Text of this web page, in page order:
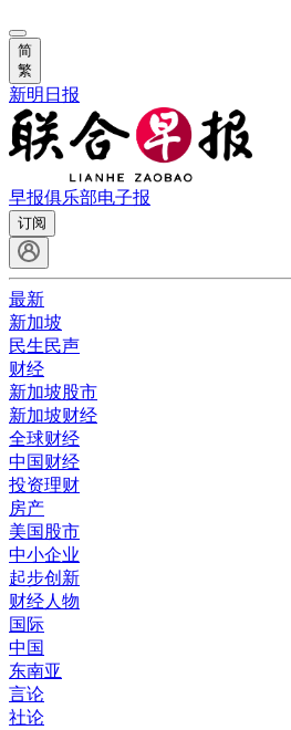
简
繁
新明日报
早报俱乐部电子报
订阅
最新
新加坡
民生民声
财经
新加坡股市
新加坡财经
全球财经
中国财经
投资理财
房产
美国股市
中小企业
起步创新
财经人物
国际
中国
东南亚
言论
社论